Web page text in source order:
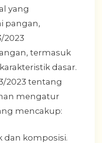
yang
pangan,
2023
termasuk
dasar.
2023 tentang
mengatur
mencakup:
dan komposisi.